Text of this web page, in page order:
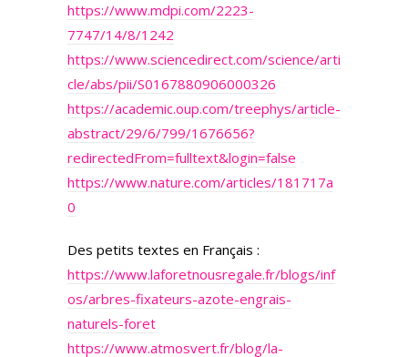
https://www.mdpi.com/2223-
7747/14/8/1242
https://www.sciencedirect.com/science/arti
cle/abs/pii/S0167880906000326
https://academic.oup.com/treephys/article-
abstract/29/6/799/1676656?
redirectedFrom=fulltext&login=false
https://www.nature.com/articles/181717a
0
Des petits textes en Français :
https://www.laforetnousregale.fr/blogs/inf
os/arbres-fixateurs-azote-engrais-
naturels-foret
https://www.atmosvert.fr/blog/la-